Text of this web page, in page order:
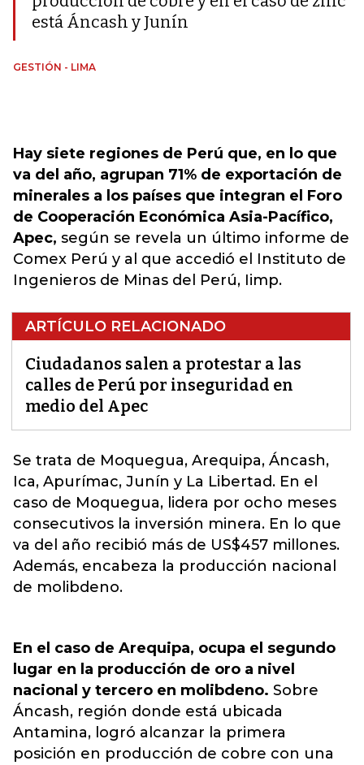
está Áncash y Junín
GESTIÓN - LIMA
Hay siete regiones de Perú que, en lo que
va del año, agrupan 71% de exportación de
minerales a los países que integran el Foro
de Cooperación Económica Asia-Pacífico,
Apec, según se revela un último informe de
Comex Perú y al que accedió el Instituto de
Ingenieros de Minas del Perú, Iimp.
ARTÍCULO RELACIONADO
Ciudadanos salen a protestar a las
calles de Perú por inseguridad en
medio del Apec
Se trata de Moquegua, Arequipa, Áncash,
Ica, Apurímac, Junín y La Libertad. En el
caso de Moquegua, lidera por ocho meses
consecutivos la inversión minera. En lo que
va del año recibió más de US$457 millones.
Además, encabeza la producción nacional
de molibdeno.
En el caso de Arequipa, ocupa el segundo
lugar en la producción de oro a nivel
nacional y tercero en molibdeno. Sobre
Áncash, región donde está ubicada
Antamina, logró alcanzar la primera
posición en producción de cobre con una